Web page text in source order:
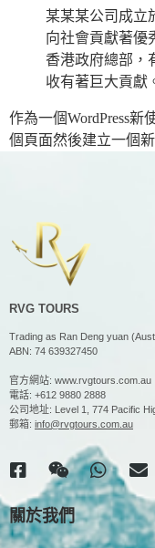
某某某公司成立
向社會貢獻著優
香港政府總部，
收有著巨大貢獻
作為一個WordPress新
個頁面然後建立一個
RVG TOURS
Trading as Ran Deng yuan
ABN: 74 639327450
官方網站: www.rvgtours.com.au
電話: +612 9880 2888
公司地址: Level 1, 774 Pacific
郵箱: info@rvgtours.com.au
關於我們